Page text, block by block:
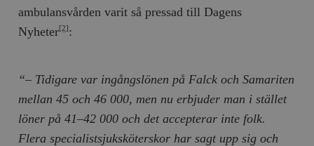
ambulansvården varit så pressad till Dagens
Nyheter[2] :
“– Tidigare var ingångslönen på Falck och Samariten
mellan 45 och 46 000, men nu erbjuder man i stället
löner på 41–42 000 och det accepterar inte folk.
Flera specialistsjuksköterskor har sagt upp sig och